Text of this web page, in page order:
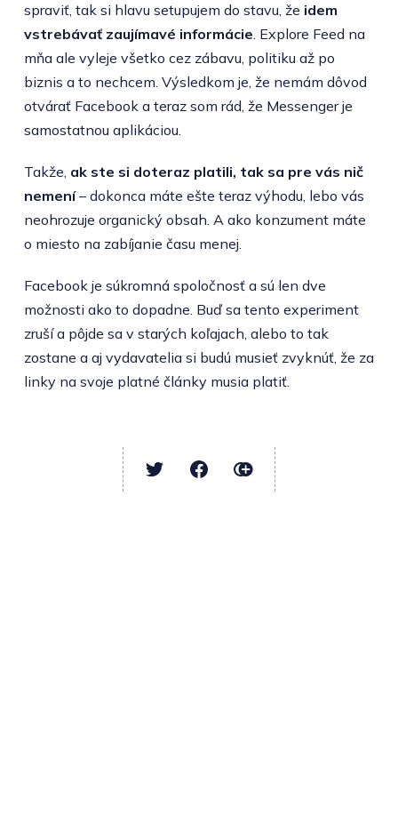
spraviť, tak si hlavu setupujem do stavu, že idem
vstrebávať zaujímavé informácie. Explore Feed na
mňa ale vyleje všetko cez zábavu, politiku až po
biznis a to nechcem. Výsledkom je, že nemám dôvod
otvárať Facebook a teraz som rád, že Messenger je
samostatnou aplikáciou.
Takže, ak ste si doteraz platili, tak sa pre vás nič
nemení– dokonca máte ešte teraz výhodu, lebo vás
neohrozuje organický obsah. A ako konzument máte
o miesto na zabíjanie času menej.
Facebook je súkromná spoločnosť a sú len dve
možnosti ako to dopadne. Buď sa tento experiment
zruší a pôjde sa v starých koľajach, alebo to tak
zostane a aj vydavatelia si budú musieť zvyknúť, že za
linky na svoje platné články musia platiť.